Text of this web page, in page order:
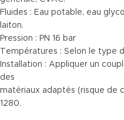
Fluides : Eau potable, eau
laiton.
Pression : PN 16 bar
Températures : Selon le type
Installation : Appliquer un
des
matériaux adaptés (risque de
1280.